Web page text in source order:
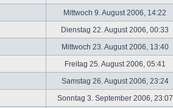
Mittwoch 9. August 2006, 14:22
Dienstag 22. August 2006, 00:33
Mittwoch 23. August 2006, 13:40
Freitag 25. August 2006, 05:41
Samstag 26. August 2006, 23:24
Sonntag 3. September 2006,